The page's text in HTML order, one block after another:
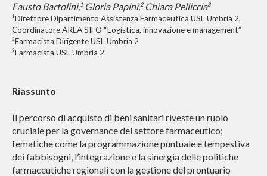
Fausto Bartolini,1 Gloria Papini,2Chiara Pelliccia3
1Direttore Dipartimento Assistenza Farmaceutica USL Umbria 2,
Coordinatore AREA SIFO “Logistica, innovazione e management”
2Farmacista Dirigente USL Umbria 2
3Farmacista USL Umbria 2
Riassunto
Il percorso di acquisto di beni sanitari riveste un ruolo
cruciale per la governance del settore farmaceutico;
tematiche come la programmazione puntuale e tempestiva
dei fabbisogni, l’integrazione e la sinergia delle politiche
farmaceutiche regionali con la gestione del prontuario